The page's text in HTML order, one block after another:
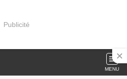
Publicité
MENU